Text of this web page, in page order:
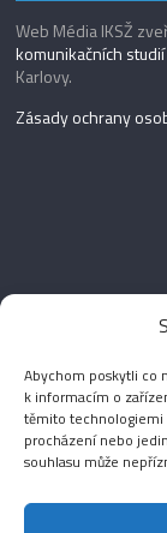
Abychom poskytli co
k informacím o
těmito technologiemi
procházení nebo
souhlasu může
Web Média IKSŽ
komunikačních
Karlovy.
Zásady ochrany